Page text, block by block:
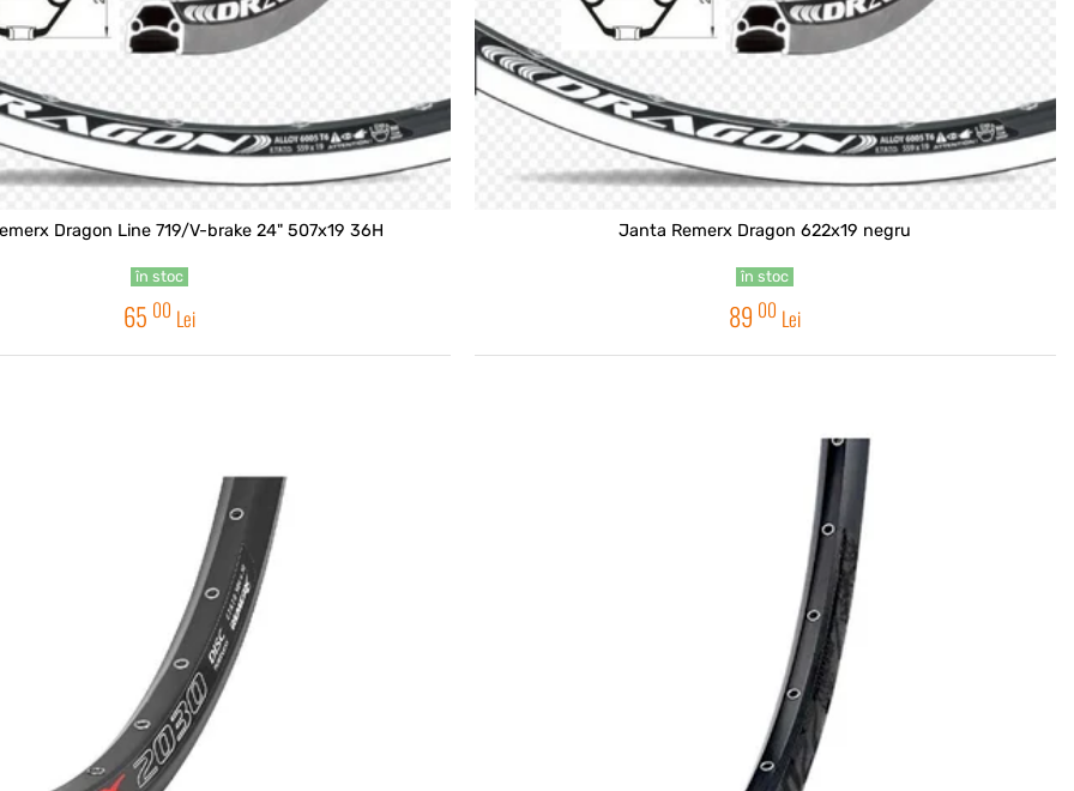
Janta Remerx Dragon Line 719/V-brake 24" 507x19 36H
în stoc
65 00 Lei
Janta Remerx Dragon 622x19 negru
în stoc
89 00 Lei